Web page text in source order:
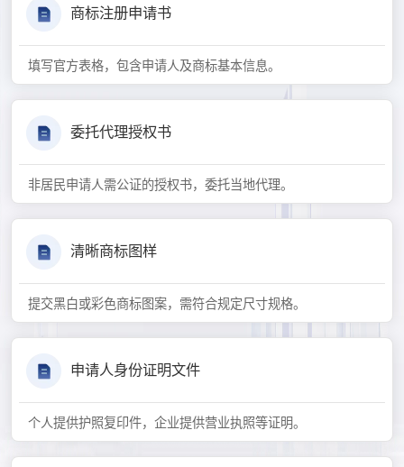
商标注册申请书
填写官方表格，包含申请人及商标基本信息。
委托代理授权书
非居民申请人需公证的授权书，委托当地代理。
清晰商标图样
提交黑白或彩色商标图案，需符合规定尺寸规格。
申请人身份证明文件
个人提供护照复印件，企业提供营业执照等证明。